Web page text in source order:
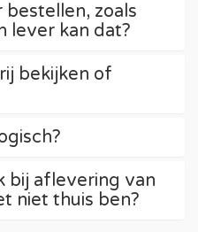
bestellen, zoals
lever kan dat?
bekijken of
bij aflevering van
niet thuis ben?